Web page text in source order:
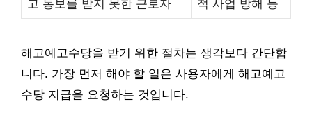
고 통보를 받지 못한 근로자
적 사업 방해 등
해고예고수당을 받기 위한 절차는 생각보다 간단합
니다. 가장 먼저 해야 할 일은 사용자에게 해고예고
수당 지급을 요청하는 것입니다.